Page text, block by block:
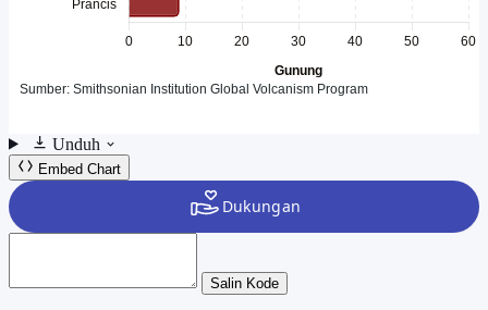
Unduh
Embed Chart
Salin Kode